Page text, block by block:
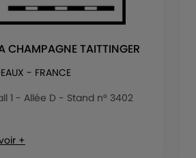
CHAMPAGNE TAITTINGER
- FRANCE
1 - Allée D - Stand n° 3402
+